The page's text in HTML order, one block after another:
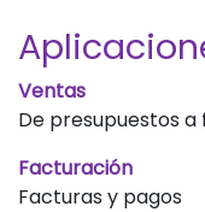
Ventas
De presupuestos
Facturación
Facturas y pagos